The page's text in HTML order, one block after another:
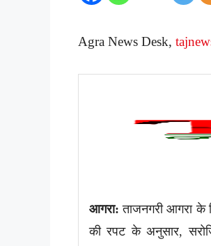
Agra News Desk,
आगरा: ताजनगरी आगरा के
की रपट के अनुसार,